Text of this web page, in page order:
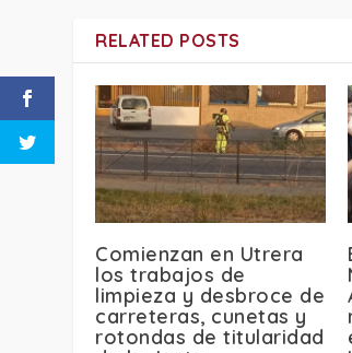
RELATED POSTS
Comienzan en Utrera
los trabajos de
limpieza y desbroce de
carreteras, cunetas y
rotondas de titularidad